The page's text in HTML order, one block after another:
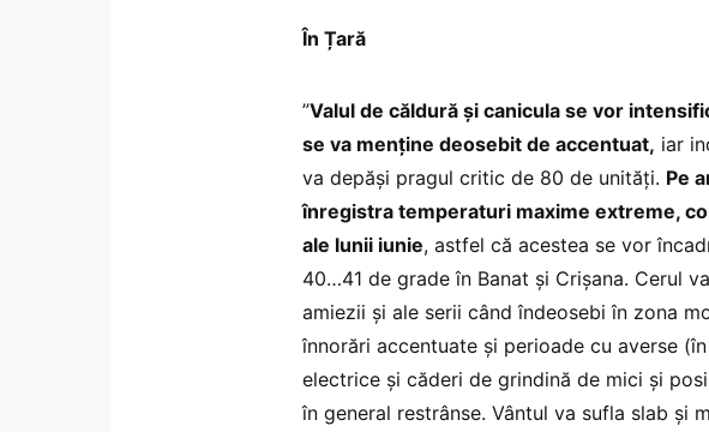
În Țară
”Valul de căldură și canicula se vor
se va menține deosebit de accentuat, iar
va depăși pragul critic de 80 de unități. Pe
înregistra temperaturi maxime extreme,
ale lunii iunie, astfel că acestea se vor
40…41 de grade în Banat și Crișana. Cerul
amiezii și ale serii când îndeosebi în zona
înnorări accentuate și perioade cu averse
electrice și căderi de grindină de mici și
în general restrânse. Vântul va sufla slab și